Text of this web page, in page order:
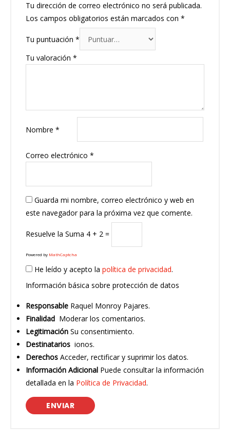
Tu dirección de correo electrónico no será publicada.
Los campos obligatorios están marcados con *
Tu puntuación *
Tu valoración *
Nombre *
Correo electrónico *
Guarda mi nombre, correo electrónico y web en
este navegador para la próxima vez que comente.
Resuelve la Suma 4 + 2 =
Powered by MathCaptcha
He leído y acepto la política de privacidad.
Información básica sobre protección de datos
Responsable Raquel Monroy Pajares.
Finalidad Moderar los comentarios.
Legitimación Su consentimiento.
Destinatarios ionos.
Derechos Acceder, rectificar y suprimir los datos.
Información Adicional Puede consultar la información
detallada en la Política de Privacidad.